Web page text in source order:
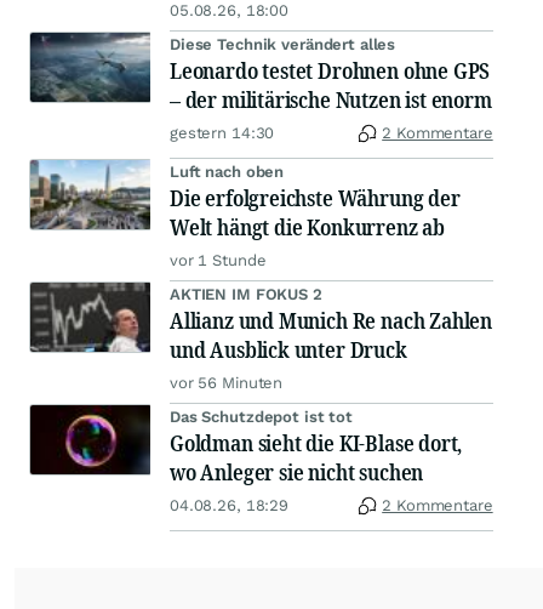
05.08.26, 18:00
Diese Technik verändert alles
Leonardo testet Drohnen ohne GPS
– der militärische Nutzen ist enorm
gestern 14:30 2 Kommentare
Luft nach oben
Die erfolgreichste Währung der
Welt hängt die Konkurrenz ab
vor 1 Stunde
AKTIEN IM FOKUS 2
Allianz und Munich Re nach Zahlen
und Ausblick unter Druck
vor 56 Minuten
Das Schutzdepot ist tot
Goldman sieht die KI-Blase dort,
wo Anleger sie nicht suchen
04.08.26, 18:29 2 Kommentare